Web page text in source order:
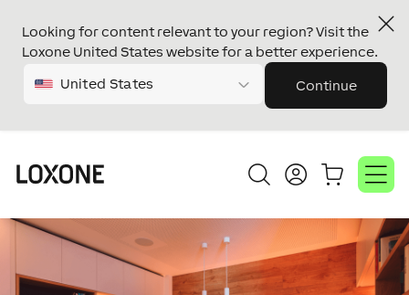
Looking for content relevant to your region? Visit the
Loxone United States website for a better experience.
United States Continue